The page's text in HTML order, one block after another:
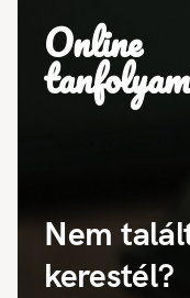
Online
Nem
kerestél?